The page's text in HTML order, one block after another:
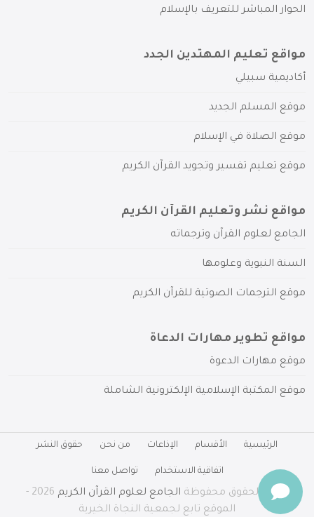
الحوار المباشر للتعريف بالإسلام
مواقع تعليم المهتدين الجدد
أكاديمية سبيلي
موقع المسلم الجديد
موقع الصلاة في الإسلام
موقع تعليم تفسير وتجويد القرآن الكريم
مواقع نشر وتعليم القرآن الكريم
الجامع لعلوم القرآن وترجماته
السنة النبوية وعلومها
موقع الترجمات الصوتية للقرآن الكريم
مواقع تطوير مهارات الدعاة
موقع مهارات الدعوة
موقع المكتبة الإسلامية الإلكترونية الشاملة
الرئيسية الأقسام الإذاعات من نحن حقوق النشر
اتفاقية الاستخدام تواصل معنا
جميع الحقوق محفوظة الجامع لعلوم القرآن الكريم
2026 -
الموقع تابع لجمعية النجاة الخيرية